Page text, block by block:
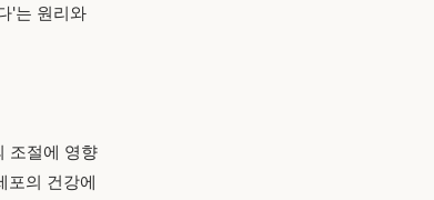
'는 원리와
조절에 영향
포의 건강에